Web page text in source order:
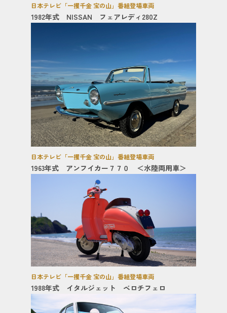
日本テレビ「一攫千金 宝の山」番組登場車両
1982年式 NISSAN フェアレディ280Z
日本テレビ「一攫千金 宝の山」番組登場車両
1963年式 アンフイカー７７０ ＜水陸両用車＞
日本テレビ「一攫千金 宝の山」番組登場車両
1988年式 イタルジェット ベロチフェロ